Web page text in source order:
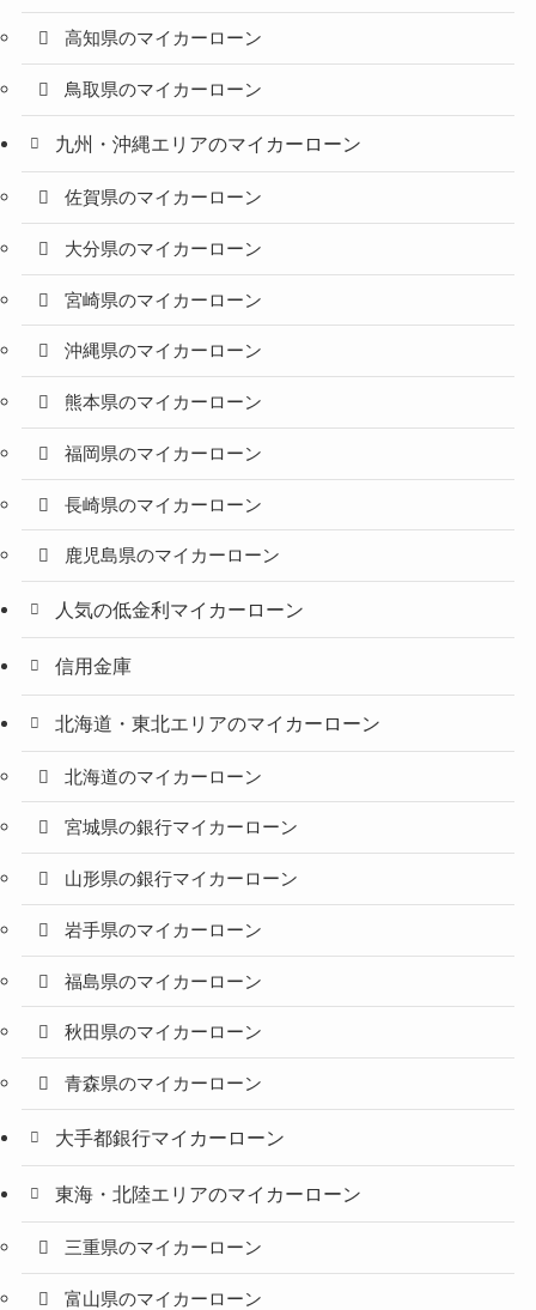
高知県のマイカーローン
鳥取県のマイカーローン
九州・沖縄エリアのマイカーローン
佐賀県のマイカーローン
大分県のマイカーローン
宮崎県のマイカーローン
沖縄県のマイカーローン
熊本県のマイカーローン
福岡県のマイカーローン
長崎県のマイカーローン
鹿児島県のマイカーローン
人気の低金利マイカーローン
信用金庫
北海道・東北エリアのマイカーローン
北海道のマイカーローン
宮城県の銀行マイカーローン
山形県の銀行マイカーローン
岩手県のマイカーローン
福島県のマイカーローン
秋田県のマイカーローン
青森県のマイカーローン
大手都銀行マイカーローン
東海・北陸エリアのマイカーローン
三重県のマイカーローン
富山県のマイカーローン